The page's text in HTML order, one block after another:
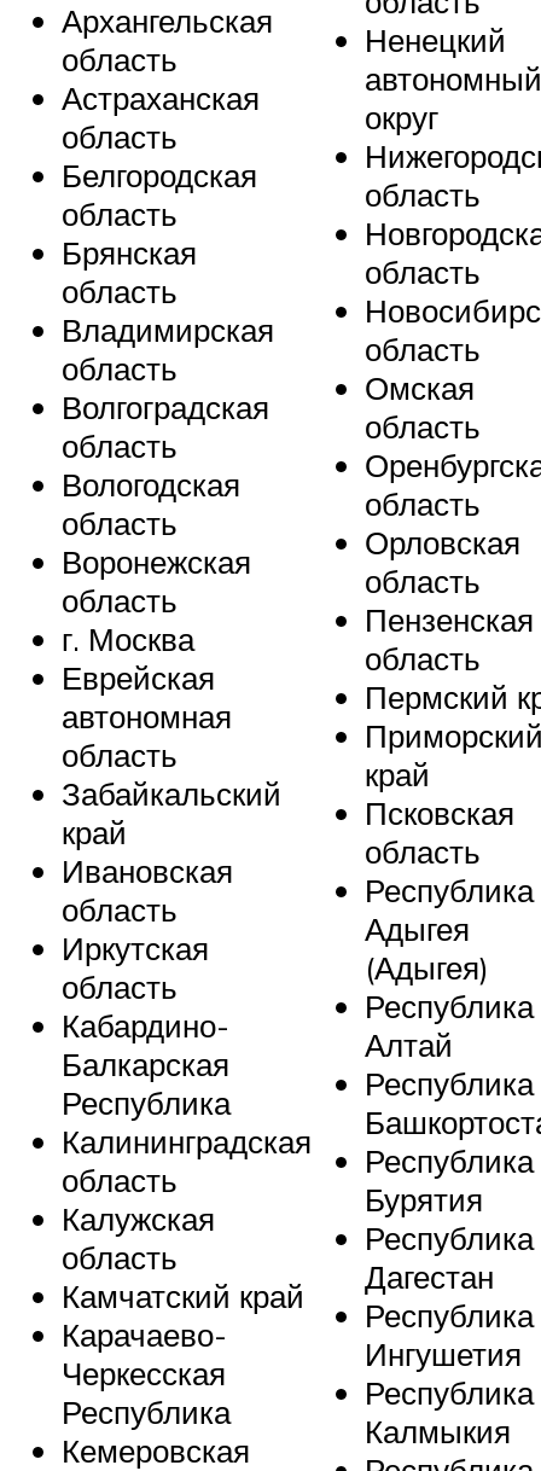
Архангельская
область
Астраханская
область
Белгородская
область
Брянская
область
Владимирская
область
Волгоградская
область
Вологодская
область
Воронежская
область
г. Москва
Еврейская
автономная
область
Забайкальский
край
Ивановская
область
Иркутская
область
Кабардино-
Балкарская
Республика
Калининградская
область
Калужская
область
Камчатский край
Карачаево-
Черкесская
Республика
Кемеровская
Ненецкий
автономный
округ
область
область
область
Омская
область
область
Орловская
область
Пензенская
область
Пермский
край
Псковская
область
Республика
Адыгея
(Адыгея)
Республика
Алтай
Республика
Республика
Бурятия
Республика
Дагестан
Республика
Ингушетия
Республика
Калмыкия